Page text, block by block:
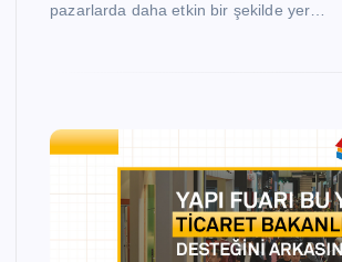
pazarlarda daha etkin bir şekilde yer…